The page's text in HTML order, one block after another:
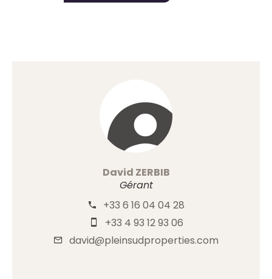
David ZERBIB
Gérant
+33 6 16 04 04 28
+33 4 93 12 93 06
david@pleinsudproperties.com